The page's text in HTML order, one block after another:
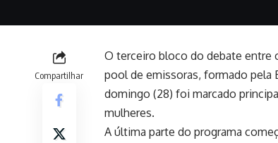
Compartilhar
O terceiro bloco do debate entre
pool de emissoras, formado pela
domingo (28) foi marcado
mulheres.
A última parte do programa